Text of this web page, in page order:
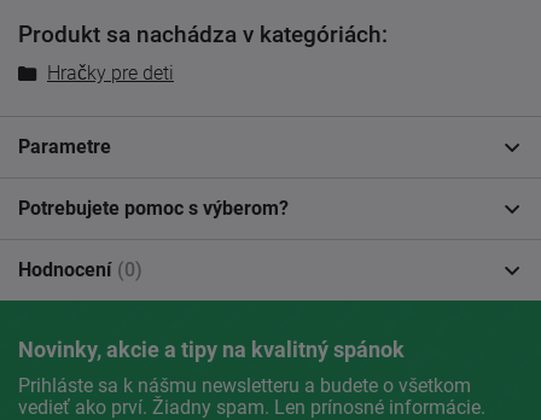
Produkt sa nachádza v kategóriách:
Hračky pre deti
Parametre
Potrebujete pomoc s výberom?
Hodnocení (0)
Novinky, akcie a tipy na kvalitný spánok
Prihláste sa k nášmu newsletteru a budete o všetkom
vedieť ako prví. Žiadny spam. Len prínosné informácie.